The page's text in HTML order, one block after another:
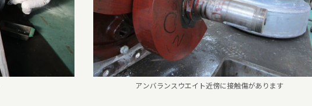
アンバランスウエイト近傍に接触傷があります